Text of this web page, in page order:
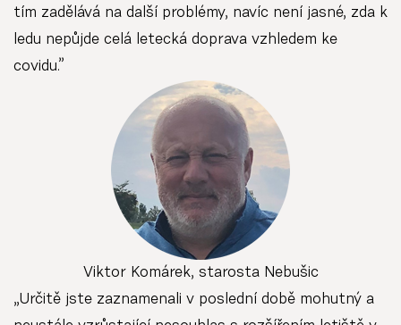
tím zadělává na další problémy, navíc není jasné, zda k
ledu nepůjde celá letecká doprava vzhledem ke
covidu.”
Viktor Komárek, starosta Nebušic
„Určitě jste zaznamenali v poslední době mohutný a